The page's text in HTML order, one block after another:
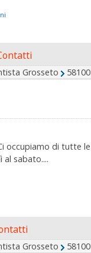
Grosseto 58100
occupiamo di tutte le
sabato....
Grosseto 58100